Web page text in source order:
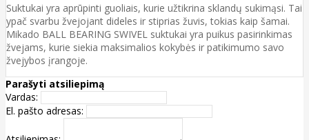
Suktukai yra aprūpinti guoliais, kurie užtikrina sklandų sukimąsi. Tai
ypač svarbu žvejojant dideles ir stiprias žuvis, tokias kaip šamai.
Mikado BALL BEARING SWIVEL suktukai yra puikus pasirinkimas
žvejams, kurie siekia maksimalios kokybės ir patikimumo savo
žvejybos įrangoje.
Parašyti atsiliepimą
Vardas:
El. pašto adresas: